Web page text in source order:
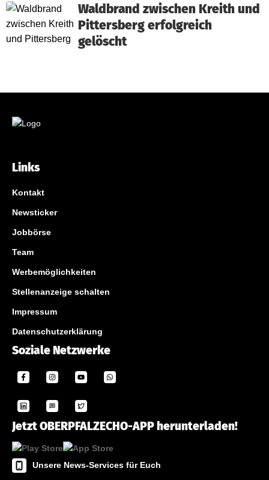
Waldbrand zwischen Kreith und
Pittersberg erfolgreich
gelöscht
Links
Kontakt
Newsticker
Jobbörse
Team
Werbemöglichkeiten
Stellenanzeige schalten
Impressum
Datenschutzerklärung
Soziale Netzwerke
Jetzt OBERPFALZECHO-APP herunterladen!
Unsere News-Services für Euch